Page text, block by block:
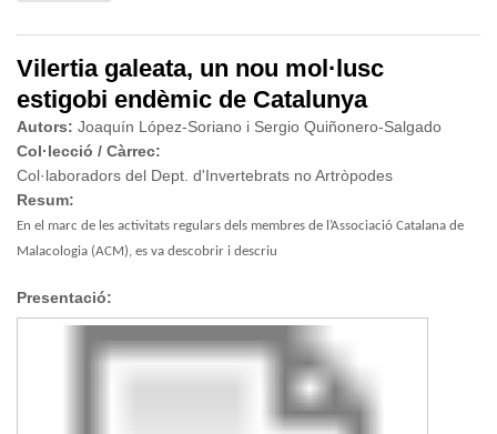
Vilertia galeata, un nou mol·lusc
estigobi endèmic de Catalunya
Autors: Joaquín López-Soriano i Sergio Quiñonero-Salgado
Col·lecció / Càrrec:
Col·laboradors del Dept. d'Invertebrats no Artròpodes
Resum:
En el marc de les activitats regulars dels membres de l’Associació Catalana de
Malacologia (ACM), es va descobrir i descriu
Presentació: